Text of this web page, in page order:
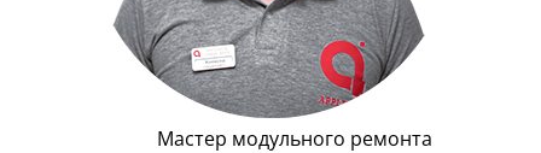
Мастер модульного ремонта